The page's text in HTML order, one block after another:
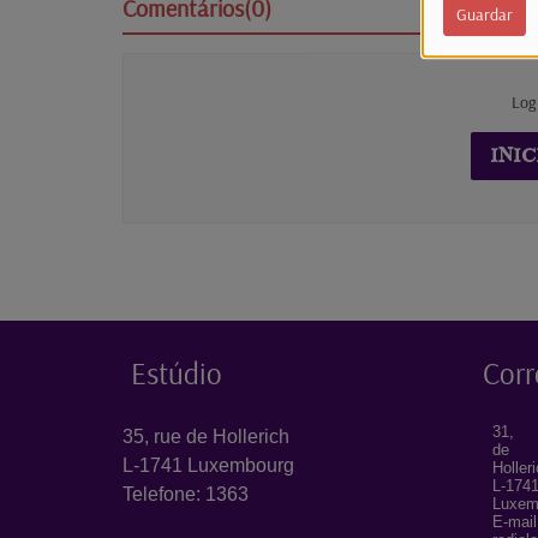
Guardar
Comentários(0)
Estúdio
35, rue de Hollerich
L-1741 Luxembourg
Telefone: 1363
31,
de
L-1741
E-